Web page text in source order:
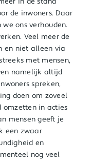
de inwoners. Daar
ons verhouden.
Veel meer de
en niet alleen via
met mensen,
namelijk altijd
spreken,
doen om zoveel
omzetten in acties
mensen geeft je
een zwaar
en
nog veel